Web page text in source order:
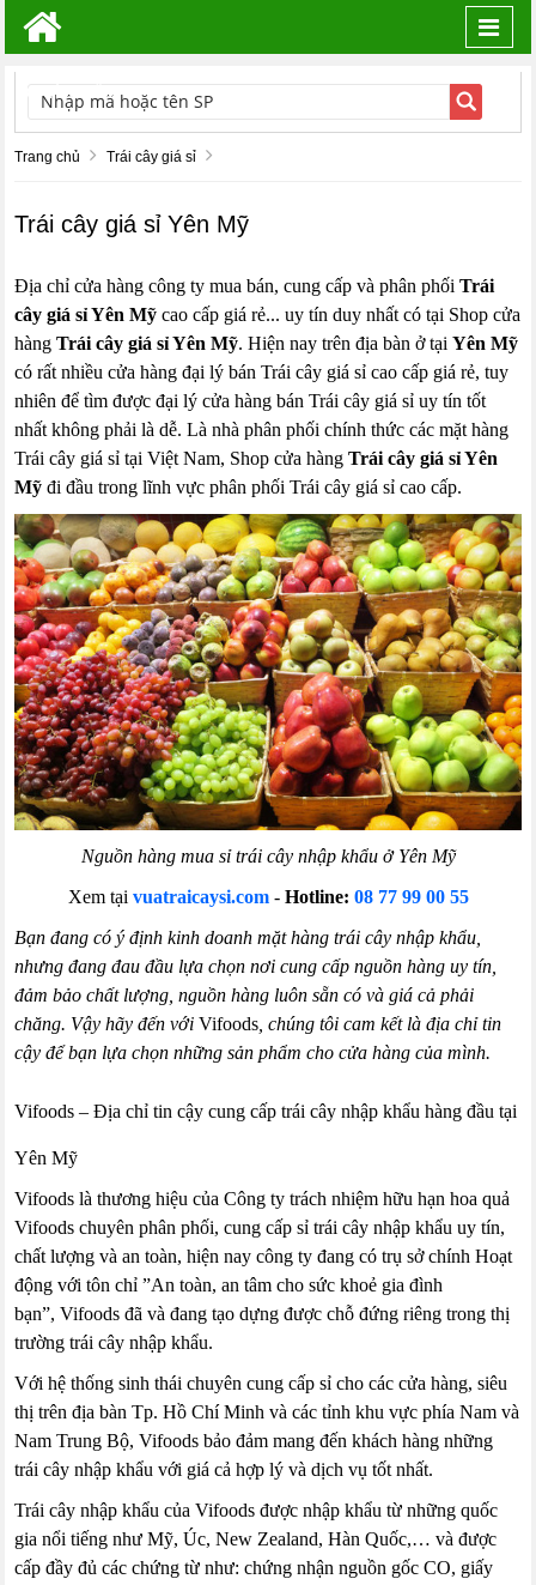
TÌM KIẾM
Trang chủ Trái cây giá sỉ
Trái cây giá sỉ Yên Mỹ
Địa chỉ cửa hàng công ty mua bán, cung cấp và phân phốiTrái
cây giá sỉ Yên Mỹ cao cấp giá rẻ... uy tín duy nhất có tại Shop cửa
hàngTrái cây giá sỉ Yên Mỹ. Hiện nay trên địa bàn ở tạiYên Mỹ
có rất nhiều cửa hàng đại lý bán Trái cây giá sỉ cao cấp giá rẻ, tuy
nhiên để tìm được đại lý cửa hàng bán Trái cây giá sỉ uy tín tốt
nhất không phải là dễ. Là nhà phân phối chính thức các mặt hàng
Trái cây giá sỉ tại Việt Nam, Shop cửa hàngTrái cây giá sỉ Yên
Mỹ đi đầu trong lĩnh vực phân phối Trái cây giá sỉ cao cấp.
Nguồn hàng mua sỉ trái cây nhập khẩu ở Yên Mỹ
Xem tại vuatraicaysi.com- Hotline: 08 77 99 00 55
Bạn đang có ý định kinh doanh mặt hàng trái cây nhập khẩu,
nhưng đang đau đầu lựa chọn nơi cung cấp nguồn hàng uy tín,
đảm bảo chất lượng, nguồn hàng luôn sẵn có và giá cả phải
chăng. Vậy hãy đến vớiVifoods , chúng tôi cam kết là địa chỉ tin
cậy để bạn lựa chọn những sản phẩm cho cửa hàng của mình.
Vifoods – Địa chỉ tin cậy cung cấp trái cây nhập khẩu hàng đầu tại
Yên Mỹ
Vifoods là thương hiệu của Công ty trách nhiệm hữu hạn hoa quả
Vifoods chuyên phân phối, cung cấp sỉ trái cây nhập khẩu uy tín,
chất lượng và an toàn, hiện nay công ty đang có trụ sở chính Hoạt
động với tôn chỉ ”An toàn, an tâm cho sức khoẻ gia đình
bạn”, Vifoods đã và đang tạo dựng được chỗ đứng riêng trong thị
trường trái cây nhập khẩu.
Với hệ thống sinh thái chuyên cung cấp sỉ cho các cửa hàng, siêu
thị trên địa bàn Tp. Hồ Chí Minh và các tỉnh khu vực phía Nam và
Nam Trung Bộ, Vifoods bảo đảm mang đến khách hàng những
trái cây nhập khẩu với giá cả hợp lý và dịch vụ tốt nhất.
Trái cây nhập khẩu của Vifoods được nhập khẩu từ những quốc
gia nổi tiếng như Mỹ, Úc, New Zealand, Hàn Quốc,… và được
cấp đầy đủ các chứng từ như: chứng nhận nguồn gốc CO, giấy